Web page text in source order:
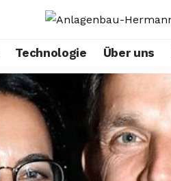
Technologie Über uns